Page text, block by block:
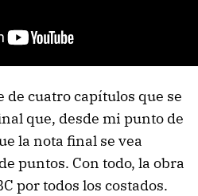
cuatro capítulos que se
que, desde mi punto de
la nota final se vea
puntos. Con todo, la obra
por todos los costados.